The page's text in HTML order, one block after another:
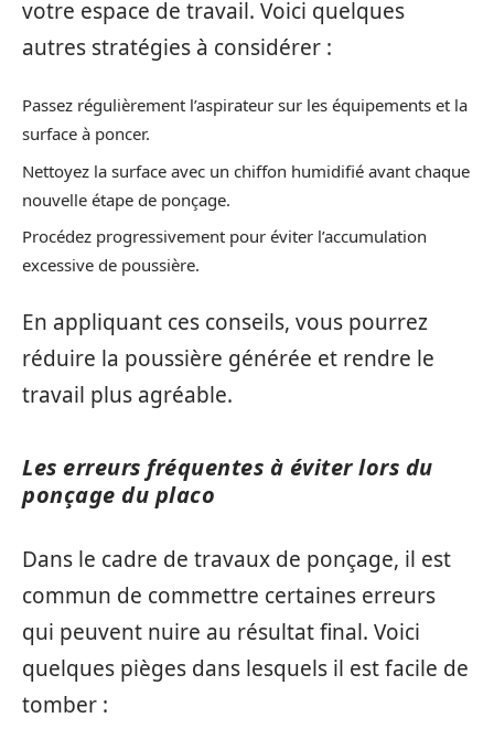
votre espace de travail. Voici quelques
autres stratégies à considérer :
Passez régulièrement l’aspirateur sur les équipements et la
surface à poncer.
Nettoyez la surface avec un chiffon humidifié avant chaque
nouvelle étape de ponçage.
Procédez progressivement pour éviter l’accumulation
excessive de poussière.
En appliquant ces conseils, vous pourrez
réduire la poussière générée et rendre le
travail plus agréable.
Les erreurs fréquentes à éviter lors du
ponçage du placo
Dans le cadre de travaux de ponçage, il est
commun de commettre certaines erreurs
qui peuvent nuire au résultat final. Voici
quelques pièges dans lesquels il est facile de
tomber :